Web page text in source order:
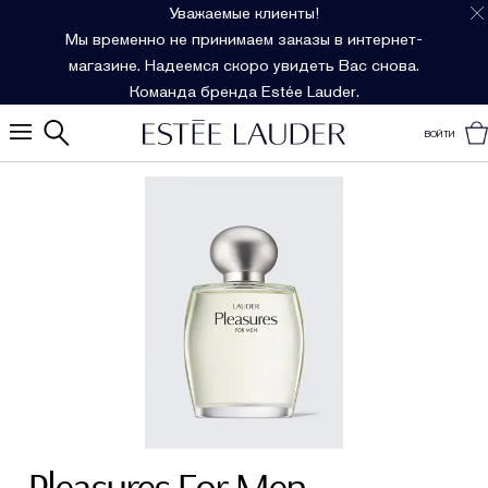
Уважаемые клиенты!
Мы временно не принимаем заказы в интернет-
магазине. Надеемся скоро увидеть Вас снова.
Команда бренда Estée Lauder.
ВОЙТИ